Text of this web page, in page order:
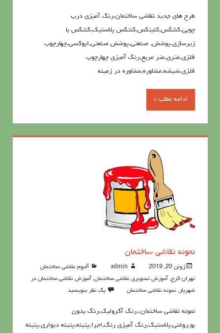
طرح های جدید نقاشی ساختمان،رنگ آمیزی درب
چوبی,کنتکس,کنیتکس,کنتکس پلاستیک,کنتکس با
زیرسازی,پوشش, صنعتی,پوشش صنعتی,اپوکسی,چهارچوب
فلزی,متری,متر مربع,رنگ آمیزی چهارچوب
فلزی,شیشه,مشاوره,مشاوره در زمینه
ادامه مطلب »
نمونه نقاشی ساختمان
ژوئن 20, 2019 admin
آلبوم نقاشی ساختمان
تهران-کرج, آموزش تصویری نقاشی ساختمان, آموزش نقاشی ساختمان در
شهریار, نمونه نقاشی ساختمان یک نظر بنویسید
نمونه نقاشی ساختمان،,رنگ آکرولیک,رنگ بدون
بو,روغنی,پلاستیک,رنگ آمیزی رنگ,اجرا,پتینه,پتینه دیواری,پتینه